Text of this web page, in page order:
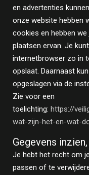
en advertenties
onze website hebben
cookies en hebben
plaatsen ervan. Je
internetbrowser zo in
opslaat. Daarnaast
opgeslagen via de
Zie voor een
toelichting: https://
wat-zijn-het-en-wat-
Gegevens
Je hebt het recht om
passen of te